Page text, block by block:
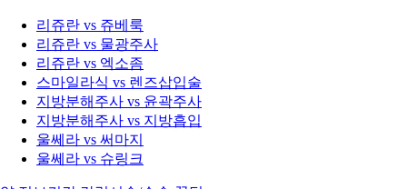
리쥬란 vs 쥬베룩
리쥬란 vs 물광주사
리쥬란 vs 엑소좀
스마일라식 vs 렌즈삽입술
지방분해주사 vs 윤곽주사
지방분해주사 vs 지방흡입
울쎄라 vs 써마지
울쎄라 vs 슈링크